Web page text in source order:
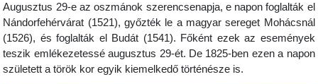
Augusztus 29-e az oszmánok szerencsenapja, e napon foglalták el
Nándorfehérvárat (1521), győzték le a magyar sereget Mohácsnál
(1526), és foglalták el Budát (1541). Főként ezek az események
teszik emlékezetessé augusztus 29-ét. De 1825-ben ezen a napon
született a török kor egyik kiemelkedő történésze is.